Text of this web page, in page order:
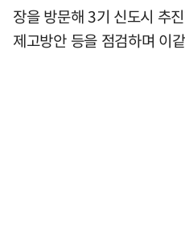
장을 방문해 3기 신도시 추
제고방안 등을 점검하며 이